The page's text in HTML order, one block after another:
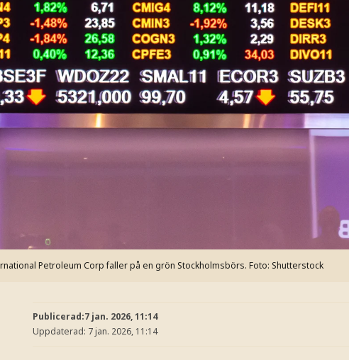
Petroleum Corp faller på en grön Stockholmsbörs. Foto: Shutterstock
Publicerad:7 jan. 2026, 11:14
Uppdaterad: 7 jan. 2026, 11:14